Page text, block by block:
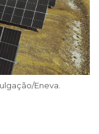
Eneva.